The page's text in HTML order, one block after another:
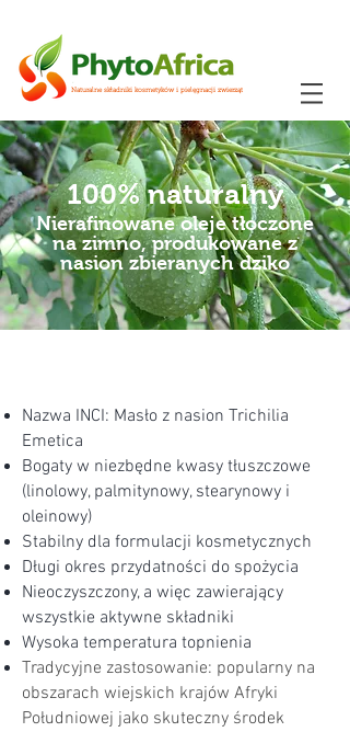
Naturalne składniki kosmetyków i pielęgnacji zwierząt
100% naturalny
Nierafinowane oleje tłoczone
na zimno, produkowane z
nasion zbieranych dziko
Nazwa INCI: Masło z nasion Trichilia
Emetica
Bogaty w niezbędne kwasy tłuszczowe
(linolowy, palmitynowy, stearynowy i
oleinowy)
Stabilny dla formulacji kosmetycznych
Długi okres przydatności do spożycia
Nieoczyszczony, a więc zawierający
wszystkie aktywne składniki
Wysoka temperatura topnienia
Tradycyjne zastosowanie: popularny na
obszarach wiejskich krajów Afryki
Południowej jako skuteczny środek